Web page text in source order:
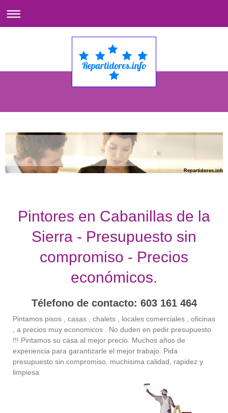
Repartidores.info
Pintores en Cabanillas de la
Sierra - Presupuesto sin
compromiso - Precios
económicos.
Télefono de contacto: 603 161 464
Pintamos pisos , casas , chalets , locales comerciales , oficinas
, a precios muy economicos . No duden en pedir presupuesto
!!! Pintamos su casa al mejor precio. Muchos años de
experiencia para garantizarle el mejor trabajo. Pida
presupuesto sin compromiso. muchisima calidad, rapidez y
limpiesa